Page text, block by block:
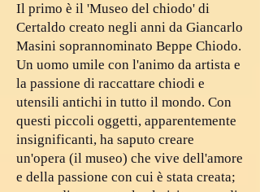
Il primo è il 'Museo del chiodo' di
Certaldo creato negli anni da Giancarlo
Masini soprannominato Beppe Chiodo.
Un uomo umile con l'animo da artista e
la passione di raccattare chiodi e
utensili antichi in tutto il mondo. Con
questi piccoli oggetti, apparentemente
insignificanti, ha saputo creare
un'opera (il museo) che vive dell'amore
e della passione con cui è stata creata;